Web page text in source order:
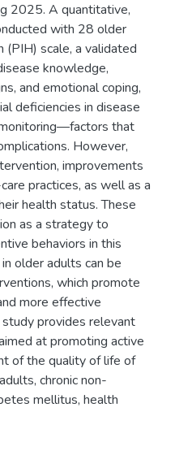
2025. A quantitative,
with 28 older
scale, a validated
knowledge,
and emotional coping,
deficiencies in disease
that
However,
improvements
practices, as well as a
health status. These
as a strategy to
behaviors in this
older adults can be
which promote
more effective
provides relevant
at promoting active
of the quality of life of
chronic non-
mellitus, health